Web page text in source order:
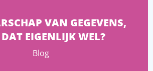
VAN GEGEVENS,
EIGENLIJK WEL?
Blog